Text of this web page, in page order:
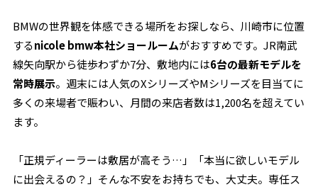
BMWの世界観を体感できる場所をお探しなら、川崎市に位置
するnicole bmw本社ショールームがおすすめです。JR南武
線矢向駅から徒歩わずか7分、敷地内には6台の最新モデルを
常時展示。週末には人気のXシリーズやMシリーズを目当てに
多くの来場者で賑わい、月間の来店者数は1,200名を超えてい
ます。
「正規ディーラーは敷居が高そう…」「本当に欲しいモデル
に出会えるの？」そんな不安をお持ちでも、大丈夫。専任ス